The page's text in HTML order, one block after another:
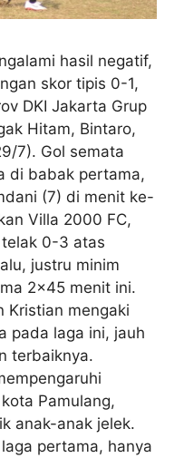
hasil negatif,
skor tipis 0-1,
DKI Jakarta Grup
Hitam, Bintaro,
7). Gol semata
di babak pertama,
(7) di menit ke-
Villa 2000 FC,
0-3 atas
justru minim
2×45 menit ini.
Kristian mengaki
pada laga ini, jauh
terbaiknya.
Pamulang,
anak-anak jelek.
pertama, hanya